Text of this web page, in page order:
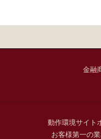
金融
動作環境サイト
お客様第一の